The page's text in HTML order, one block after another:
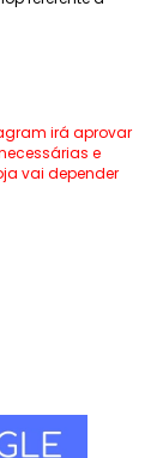
irá aprovar
e
vai depender